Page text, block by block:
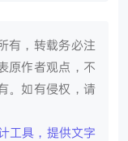
有，转载务必注
原作者观点，不
。如有侵权，请
工具，提供文字